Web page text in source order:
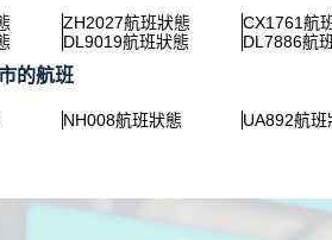
ZH2027航班狀態 CX1761航
DL9019航班狀態 DL7886航
的航班
NH008航班狀態 UA892航班